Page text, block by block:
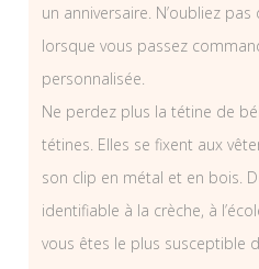
un anniversaire. N’oubliez
lorsque vous passez
personnalisée.
Ne perdez plus la tétine de
tétines. Elles se fixent aux
son clip en métal et en bois.
identifiable à la crèche, à
vous êtes le plus susceptible